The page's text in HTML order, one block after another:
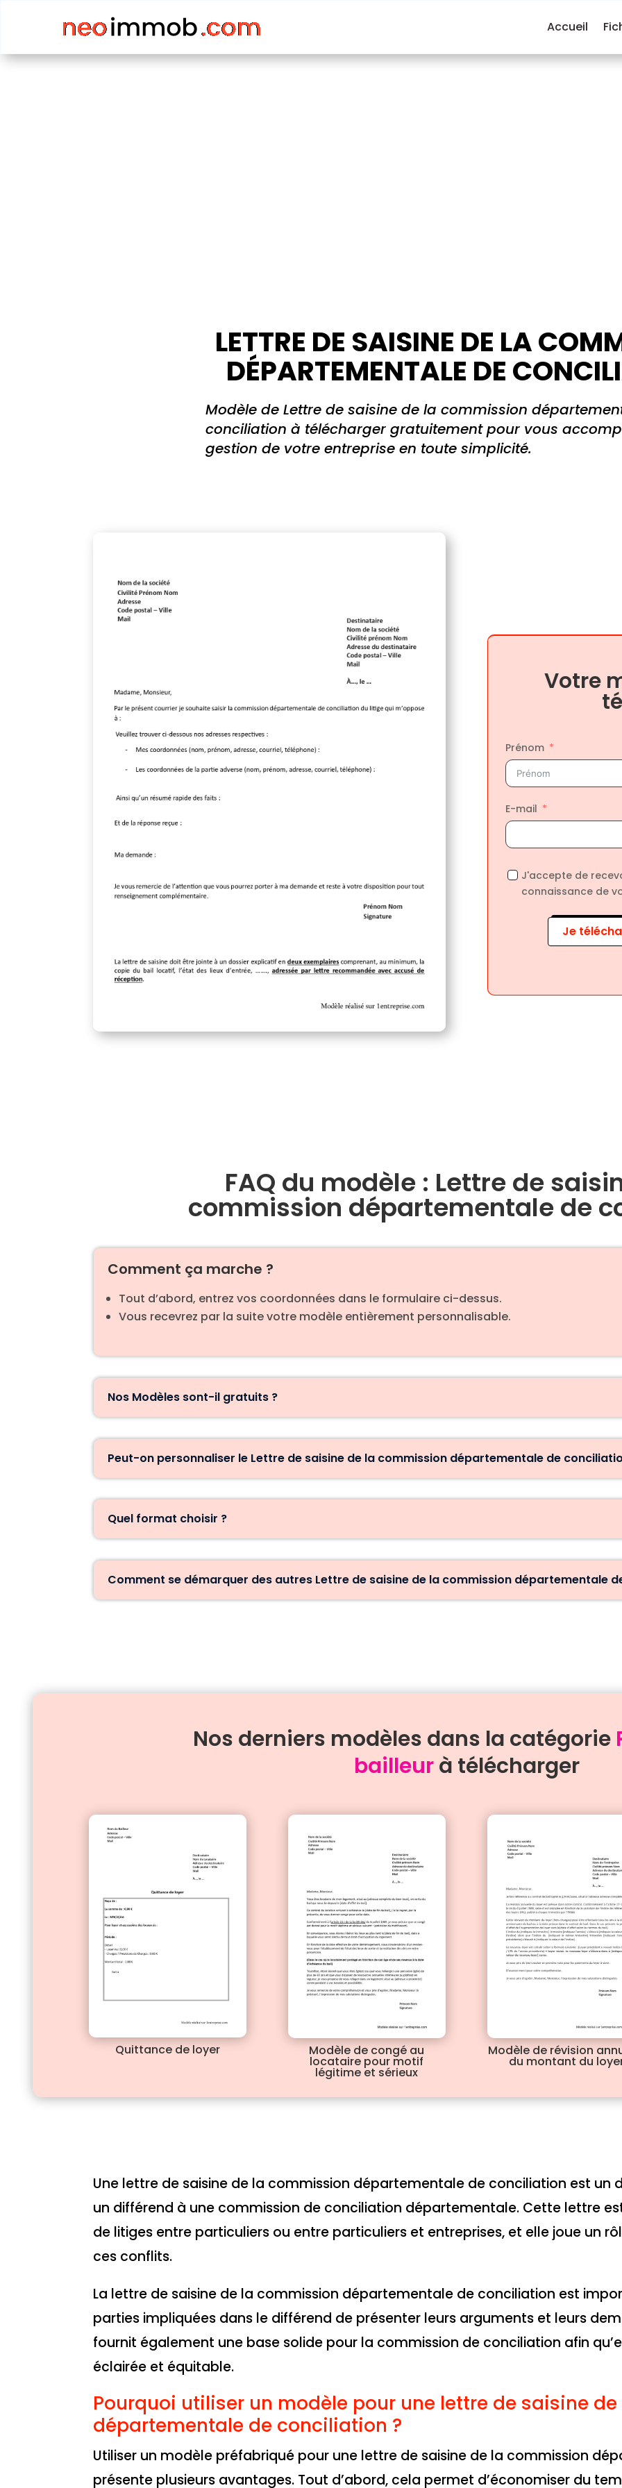
Accueil
LETTRE DE SAISINE DE LA
DÉPARTEMENTALE DE
Modèle de Lettre de saisine de la commission
conciliation à télécharger gratuitement pour vous
gestion de votre entreprise en toute simplicité.
Votre
Prénom
E-mail
J'accepte de
connaissance de
Je
FAQ du modèle : Lettre de
commission départementale de
Comment ça marche ?
Tout d’abord, entrez vos coordonnées dans le formulaire ci-dessus.
Vous recevrez par la suite votre modèle entièrement personnalisable.
Nos Modèles sont-il gratuits ?
Peut-on personnaliser le Lettre de saisine de la commission départementale de
Quel format choisir ?
Comment se démarquer des autres Lettre de saisine de la commission départementale
Nos derniers modèles dans la catégorie
bailleurà télécharger
Quittance de loyer Modèle de congé au
locataire pour motif
légitime et sérieux
Modèle de révision
du montant du
Une lettre de saisine de la commission départementale de conciliation est
un différend à une commission de conciliation départementale. Cette lettre
de litiges entre particuliers ou entre particuliers et entreprises, et elle joue un
ces conflits.
La lettre de saisine de la commission départementale de conciliation est
parties impliquées dans le différend de présenter leurs arguments et leurs
fournit également une base solide pour la commission de conciliation afin
éclairée et équitable.
Pourquoi utiliser un modèle pour une lettre de saisine
départementale de conciliation ?
Utiliser un modèle préfabriqué pour une lettre de saisine de la commission
présente plusieurs avantages. Tout d’abord, cela permet d’économiser du